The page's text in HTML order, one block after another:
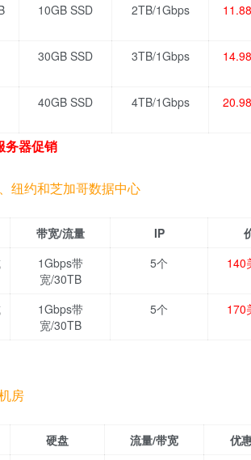
10GB SSD 2TB/1Gbps
30GB SSD 3TB/1Gbps
40GB SSD 4TB/1Gbps
务器促销
纽约和芝加哥数据中心
带宽/流量 IP
1Gbps带
宽/30TB
5个 140
1Gbps带
宽/30TB
5个 170
房
硬盘 流量/带宽 优